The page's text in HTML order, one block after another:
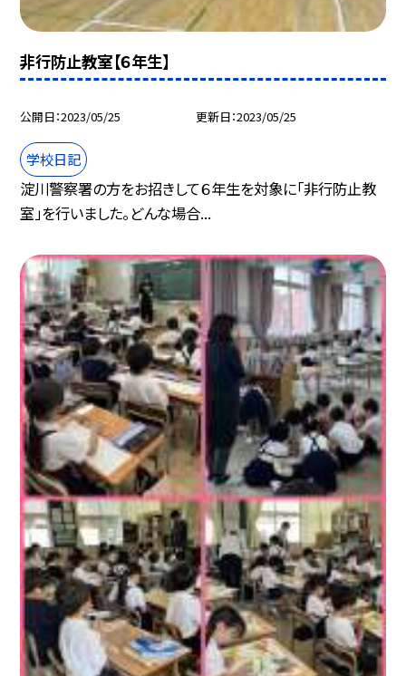
非行防止教室【６年生】
公開日 2023/05/25 更新日 2023/05/25
学校日記
淀川警察署の方をお招きして６年生を対象に「非行防止教
室」を行いました。どんな場合...